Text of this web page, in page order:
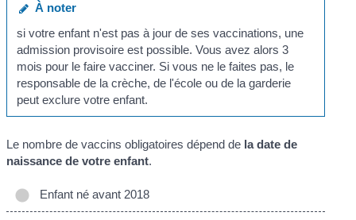
À noter
si votre enfant n'est pas à jour de ses vaccinations, une
admission provisoire est possible. Vous avez alors 3
mois pour le faire vacciner. Si vous ne le faites pas, le
responsable de la crèche, de l'école ou de la garderie
peut exclure votre enfant.
Le nombre de vaccins obligatoires dépend de la date de
naissance de votre enfant.
Enfant né avant 2018